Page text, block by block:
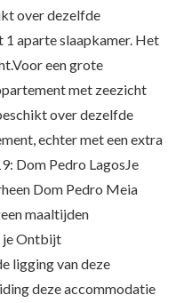
over dezelfde
aparte slaapkamer. Het
een grote
met zeezicht
over dezelfde
echter met een extra
Dom Pedro LagosJe
Dom Pedro Meia
maaltijden
je Ontbijt
ligging van deze
deze accommodatie